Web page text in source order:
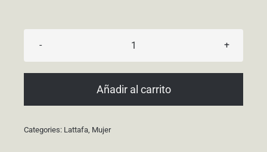
Al
Wazeer
Añadir al carrito
Categories: Lattafa Mujer